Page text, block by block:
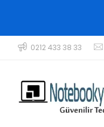
0212 433 38 33